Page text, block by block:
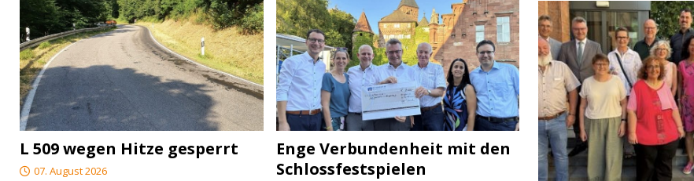
L 509 wegen Hitze gesperrt
07. August 2026
Enge Verbundenheit mit den
Schlossfestspielen